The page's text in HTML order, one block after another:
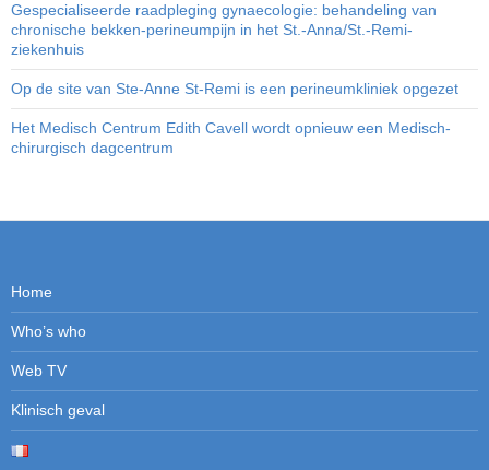
Gespecialiseerde raadpleging gynaecologie: behandeling van
chronische bekken-perineumpijn in het St.-Anna/St.-Remi-
ziekenhuis
Op de site van Ste-Anne St-Remi is een perineumkliniek opgezet
Het Medisch Centrum Edith Cavell wordt opnieuw een Medisch-
chirurgisch dagcentrum
Home
Who’s who
Web TV
Klinisch geval